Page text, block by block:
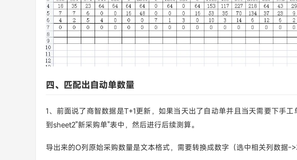
四、匹配出自动单数量
1、前面说了商智数据是T+1更新，如果当天出了自动单并且当天需要下手
到sheet2"新采购单"表中，然后进行后续测算。
导出来的O列原始采购数量是文本格式，需要转换成数字（选中相关列数据-